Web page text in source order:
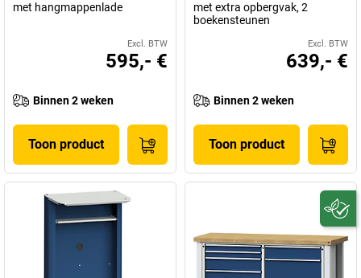
met hangmappenlade
Excl. BTW
595,- €
Binnen 2 weken
Toon product
met extra opbergvak, 2
boekensteunen
Excl. BTW
639,- €
Binnen 2 weken
Toon product